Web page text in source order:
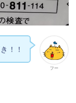
フー
！！